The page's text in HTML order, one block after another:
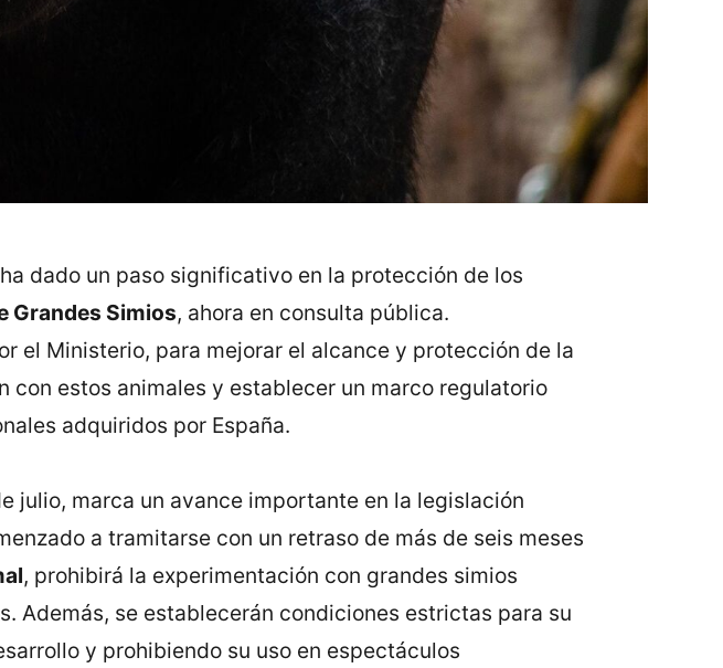
dado un paso significativo en la protección de los
Grandes Simios, ahora en consulta pública.
el Ministerio, para mejorar el alcance y protección de la
estos animales y establecer un marco regulatorio
adquiridos por España.
julio, marca un avance importante en la legislación
a tramitarse con un retraso de más de seis meses
, prohibirá la experimentación con grandes simios
Además, se establecerán condiciones estrictas para su
y prohibiendo su uso en espectáculos